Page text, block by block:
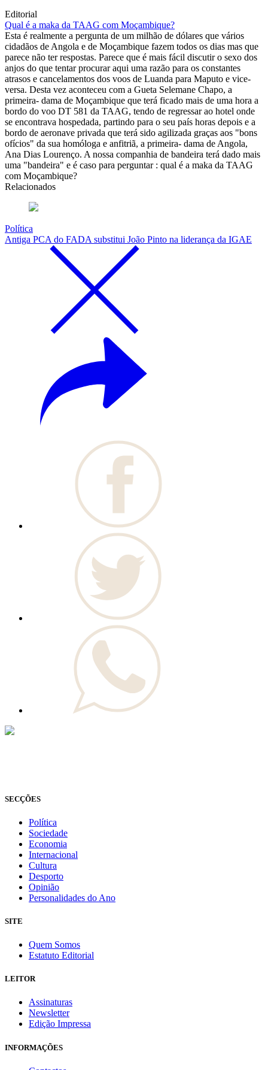
Editorial
Qual é a maka da TAAG com Moçambique?
Esta é realmente a pergunta de um milhão de dólares que vários
cidadãos de Angola e de Moçambique fazem todos os dias mas que
parece não ter respostas. Parece que é mais fácil discutir o sexo dos
anjos do que tentar procurar aqui uma razão para os constantes
atrasos e cancelamentos dos voos de Luanda para Maputo e vice-
versa. Desta vez aconteceu com a Gueta Selemane Chapo, a
primeira- dama de Moçambique que terá ficado mais de uma hora a
bordo do voo DT 581 da TAAG, tendo de regressar ao hotel onde
se encontrava hospedada, partindo para o seu país horas depois e a
bordo de aeronave privada que terá sido agilizada graças aos "bons
ofícios" da sua homóloga e anfitriã, a primeira- dama de Angola,
Ana Dias Lourenço. A nossa companhia de bandeira terá dado mais
uma "bandeira" e é caso para perguntar : qual é a maka da TAAG
com Moçambique?
Relacionados
Política
Antiga PCA do FADA substitui João Pinto na liderança da IGAE
SECÇÕES
Política
Sociedade
Economia
Internacional
Cultura
Desporto
Opinião
Personalidades do Ano
SITE
Quem Somos
Estatuto Editorial
LEITOR
Assinaturas
Newsletter
Edição Impressa
INFORMAÇÕES